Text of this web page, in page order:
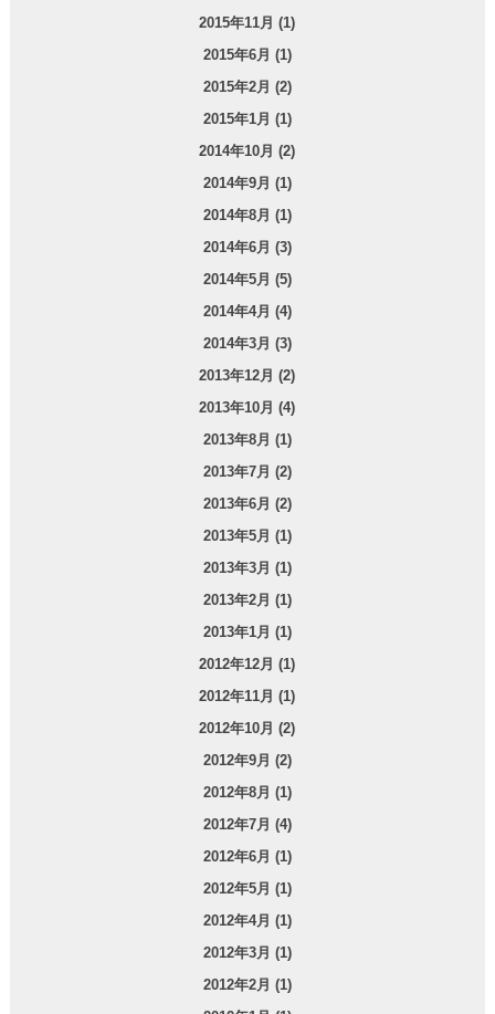
2015年11月 (1)
2015年6月 (1)
2015年2月 (2)
2015年1月 (1)
2014年10月 (2)
2014年9月 (1)
2014年8月 (1)
2014年6月 (3)
2014年5月 (5)
2014年4月 (4)
2014年3月 (3)
2013年12月 (2)
2013年10月 (4)
2013年8月 (1)
2013年7月 (2)
2013年6月 (2)
2013年5月 (1)
2013年3月 (1)
2013年2月 (1)
2013年1月 (1)
2012年12月 (1)
2012年11月 (1)
2012年10月 (2)
2012年9月 (2)
2012年8月 (1)
2012年7月 (4)
2012年6月 (1)
2012年5月 (1)
2012年4月 (1)
2012年3月 (1)
2012年2月 (1)